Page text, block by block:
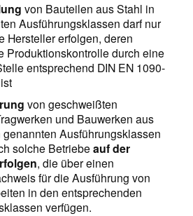
von Bauteilen aus Stahl in
Ausführungsklassen darf nur
Hersteller erfolgen, deren
Produktionskontrolle durch eine
entsprechend DIN EN 1090-
von geschweißten
und Bauwerken aus
Ausführungsklassen
solche Betriebeauf der
, die über einen
für die Ausführung von
in den entsprechenden
verfügen.